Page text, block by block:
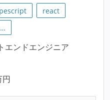
react
…
エンドエンジニア
円